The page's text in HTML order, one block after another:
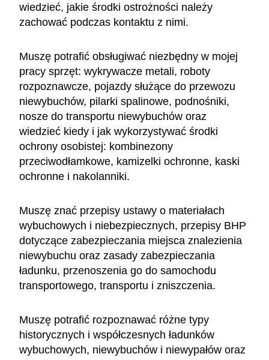
wiedzieć, jakie środki ostrożności należy
zachować podczas kontaktu z nimi.
Muszę potrafić obsługiwać niezbędny w mojej
pracy sprzęt: wykrywacze metali, roboty
rozpoznawcze, pojazdy służące do przewozu
niewybuchów, pilarki spalinowe, podnośniki,
nosze do transportu niewybuchów oraz
wiedzieć kiedy i jak wykorzystywać środki
ochrony osobistej: kombinezony
przeciwodłamkowe, kamizelki ochronne, kaski
ochronne i nakolanniki.
Muszę znać przepisy ustawy o materiałach
wybuchowych i niebezpiecznych, przepisy BHP
dotyczące zabezpieczania miejsca znalezienia
niewybuchu oraz zasady zabezpieczania
ładunku, przenoszenia go do samochodu
transportowego, transportu i zniszczenia.
Muszę potrafić rozpoznawać różne typy
historycznych i współczesnych ładunków
wybuchowych, niewybuchów i niewypałów oraz